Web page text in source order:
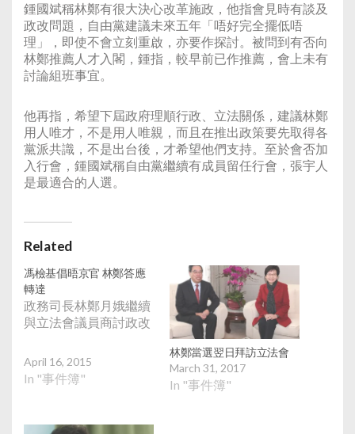
鍾國斌稱林鄭有很大決心改革施政，他指會見時有談及
政改問題，自由黨建議未來五年「唔好完全擺低唔
理」，即使不會立刻重啟，亦要作探討。被問到有否向
林鄭推薦人才入閣，鍾指，較早前已作推薦，會上未有
討論組班事宜。
他再指，希望下屆政府理順行政、立法關係，建議林鄭
用人唯才，不是用人唯親，而且在推出政策要先取得各
黨派共識，不是出台後，才希望他們支持。至於會否加
入行會，鍾國斌稱自由黨繼續有成員留任行會，張宇人
是最適合的人選。
Related
馮檢基倡晤京官 林鄭答應
轉達
政務司長林鄭月娥繼續
與立法會議員商討政改
April 16, 2015
In "事件簿"
林鄭當選翌日拜訪立法會
March 31, 2017
In "事件簿"